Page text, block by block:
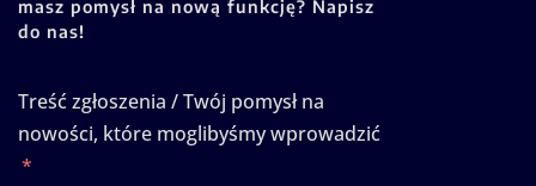
masz pomysł na nową funkcję? Napisz
do nas!
Treść zgłoszenia / Twój pomysł na
nowości, które moglibyśmy wprowadzić